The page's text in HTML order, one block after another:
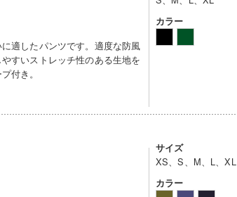
適したパンツです。適度な防風
すいストレッチ性のある生地を
付き。
カラー
サイズ
XS、S、M、L、XL
カラー